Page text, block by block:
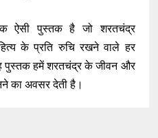
ऐसी पुस्तक है जो शरतचंद्र
के प्रति रुचि रखने वाले हर
पुस्तक हमें शरतचंद्र के जीवन और
का अवसर देती है।